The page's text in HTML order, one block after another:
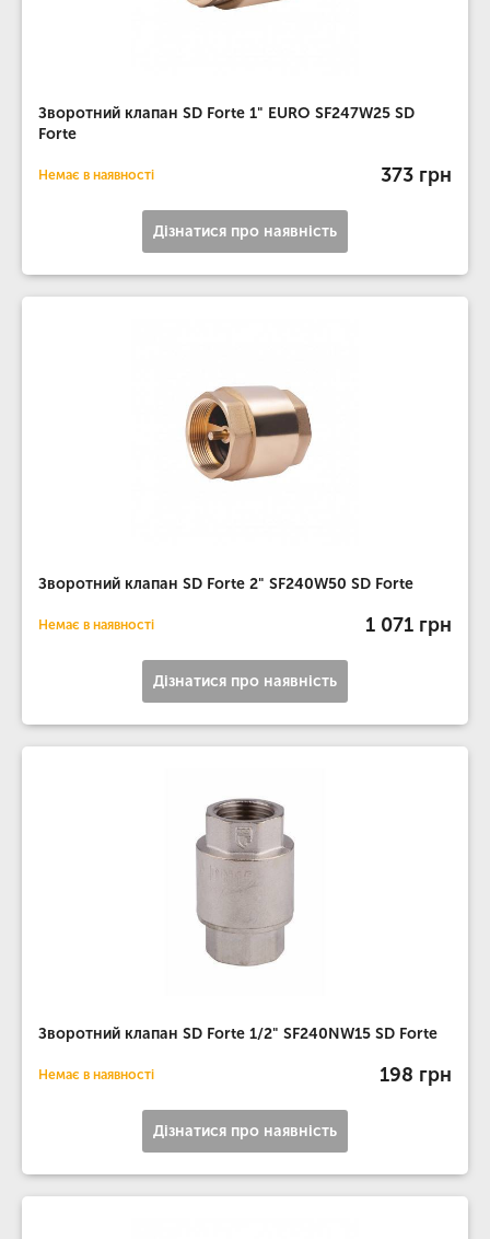
Зворотний клапан SD Forte 1" EURO SF247W25 SD
Forte
Немає в наявності 373 грн
Дізнатися про наявність
Зворотний клапан SD Forte 2" SF240W50 SD Forte
Немає в наявності 1 071 грн
Дізнатися про наявність
Зворотний клапан SD Forte 1/2" SF240NW15 SD Forte
Немає в наявності 198 грн
Дізнатися про наявність